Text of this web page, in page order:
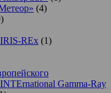
(4)
REx (1)
Gamma-Ray